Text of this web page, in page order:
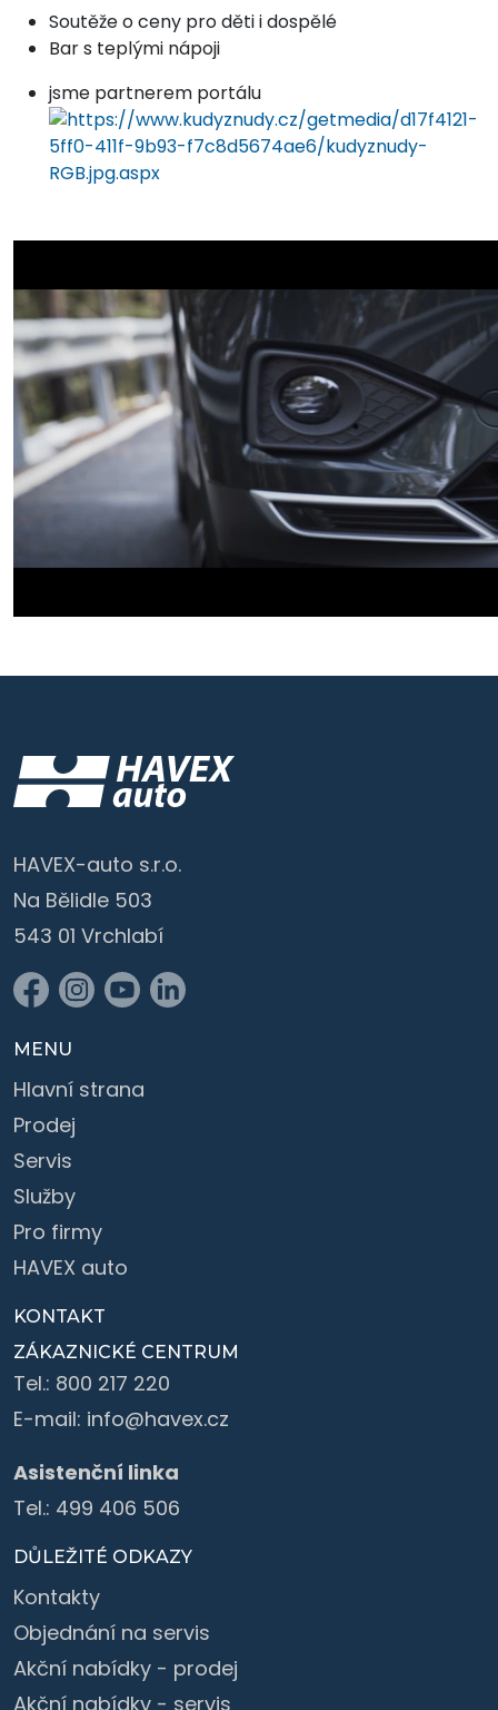
Soutěže o ceny pro děti i dospělé
Bar s teplými nápoji
jsme partnerem portálu
HAVEX-auto s.r.o.
Na Bělidle 503
543 01 Vrchlabí
MENU
Hlavní strana
Prodej
Servis
Služby
Pro firmy
HAVEX auto
KONTAKT
ZÁKAZNICKÉ CENTRUM
Tel.: 800 217 220
E-mail: info@havex.cz
Asistenční linka
Tel.: 499 406 506
DŮLEŽITÉ ODKAZY
Kontakty
Objednání na servis
Akční nabídky - prodej
Akční nabídky - servis